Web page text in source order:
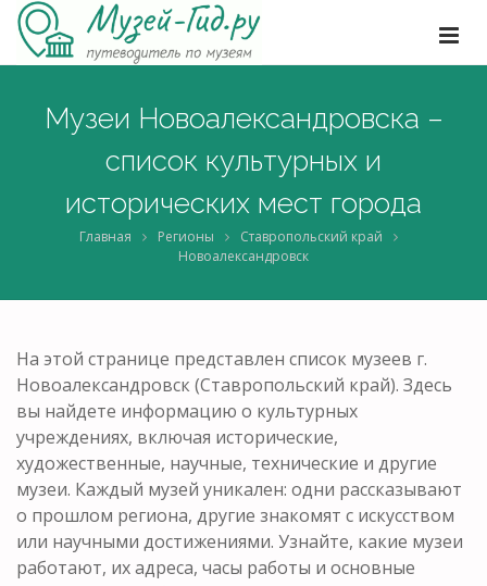
Музеи Новоалександровска –
список культурных и
исторических мест города
Главная Регионы
Ставропольский край
Новоалександровск
На этой странице представлен список музеев г.
Новоалександровск (Ставропольский край). Здесь
вы найдете информацию о культурных
учреждениях, включая исторические,
художественные, научные, технические и другие
музеи. Каждый музей уникален: одни рассказывают
о прошлом региона, другие знакомят с искусством
или научными достижениями. Узнайте, какие музеи
работают, их адреса, часы работы и основные